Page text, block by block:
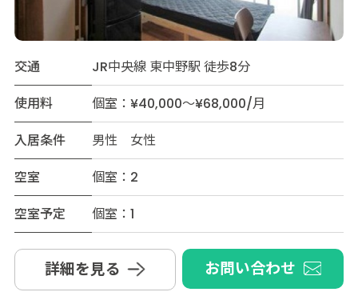
交通
JR中央線 東中野駅 徒歩8分
使用料
個室：¥40,000～¥68,000/月
入居条件
男性 女性
空室
個室：2
空室予定
個室：1
詳細を見る お問い合わせ